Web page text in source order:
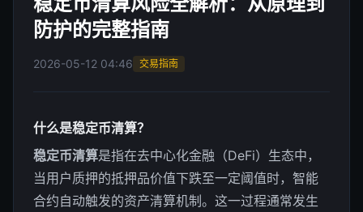
防护的完整指南
2026-05-12 04:46 交易指南
什么是稳定币清算？
稳定币清算是指在去中心化金融（DeFi）生态中，
当用户质押的抵押品价值下跌至一定阈值时，智能
合约自动触发的资产清算机制。这一过程通常发生